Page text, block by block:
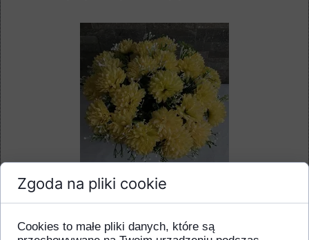
Zgoda na pliki cookie
Cookies to małe pliki danych, które są